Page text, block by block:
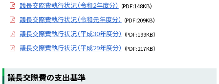
議長交際費執行状況（令和2年度分） （PDF:148KB）
議長交際費執行状況（令和元年度分） （PDF:209KB）
議長交際費執行状況（平成30年度分） （PDF:199KB）
議長交際費執行状況（平成29年度分） （PDF:217KB）
ト
議長交際費の支出基準